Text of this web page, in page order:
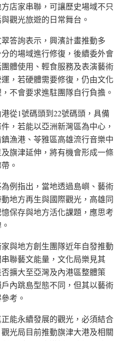
店家串聯，可讓歷史場域不只
觀光旅遊的日常舞台。
答詢表示，興濱計畫推動多
的場域進行修復，後續委外會
體使用、輕食服務及表演藝術
，若硬體需要修復，仍由文化
不會要求進駐團隊自行負擔。
從1號碼頭到22號碼頭，具備
，若能以亞洲新灣區為中心，
漁港、苓雅區高雄流行音樂中
旗津延伸，將有機會形成一條
。
例指出，當地透過島嶼、藝術
地方再生與國際觀光，高雄同
保存與地方活化課題，應思考
與地方創生團隊近年自發推動
聯藝文能量，文化局樂見其
擴大至亞灣及內港區整體策
內跳島型態不同，但其以藝術
考。
能永續發展的觀光，必須結合
光局目前推動旗津大港及相關